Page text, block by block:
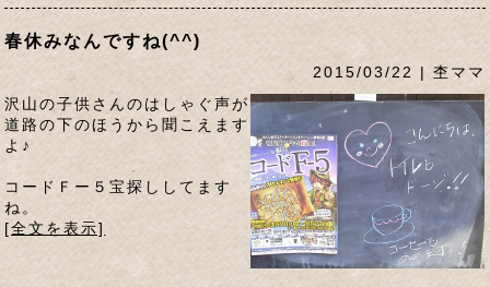
春休みなんですね(^^)
2015/03/22 | 杢ママ
沢山の子供さんのはしゃぐ声が
道路の下のほうから聞こえます
よ♪
コードＦー５宝探ししてます
ね。
[全文を表示]